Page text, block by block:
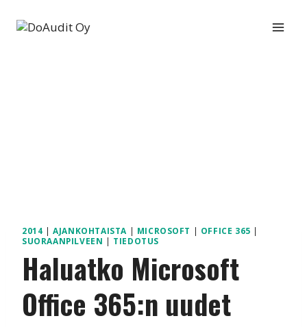
sisältöön
2014 |AJANKOHTAISTA | MICROSOFT | OFFICE 365 |
SUORAANPILVEEN | TIEDOTUS
Haluatko Microsoft
Office 365:n uudet